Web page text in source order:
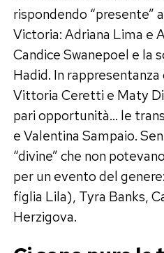
rispondendo “presente”
Victoria: Adriana Lima e
Candice Swanepoel e la
Hadid. In
Vittoria Ceretti e Maty
pari opportunità… le
e Valentina Sampaio.
“divine” che non
per un evento del
figlia Lila), Tyra Banks,
Herzigova.